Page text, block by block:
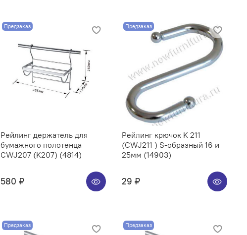
Предзаказ
Рейлинг держатель для
бумажного полотенца
CWJ207 (K207) (4814)
580 ₽
Предзаказ
Рейлинг крючок K 211
(CWJ211 ) S-образный 16 и
25мм (14903)
29 ₽
Предзаказ Предзаказ